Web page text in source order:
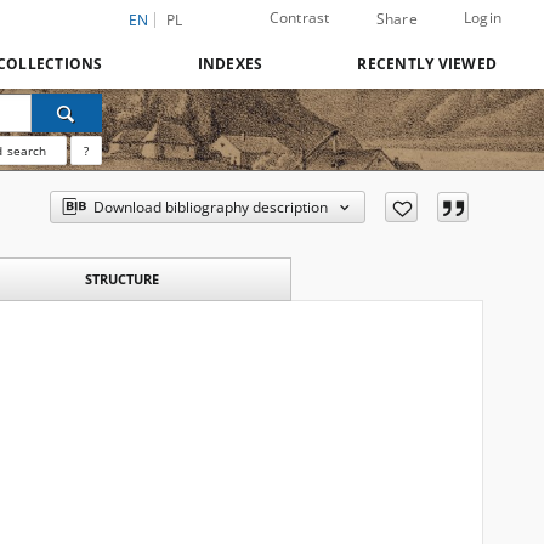
EN PL Contrast Share Login
INDEXES RECENTLY VIEWED
search ?
Download bibliography description
STRUCTURE